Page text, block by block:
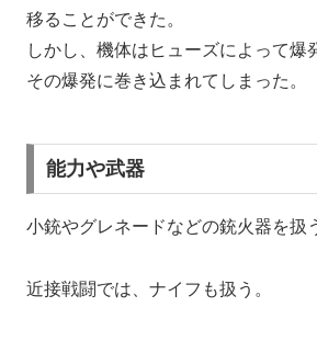
移ることができた。
しかし、機体はヒューズによって爆
その爆発に巻き込まれてしまった。
能力や武器
小銃やグレネードなどの銃火器を扱
近接戦闘では、ナイフも扱う。